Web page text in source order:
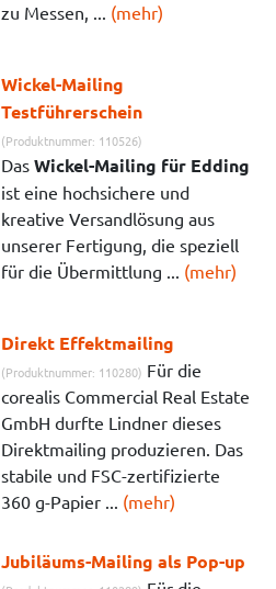
zu Messen, ... (mehr)
Wickel-Mailing
Testführerschein
(Produktnummer: 110526)
DasWickel-Mailing für Edding
ist eine hochsichere und
kreative Versandlösung aus
unserer Fertigung, die speziell
für die Übermittlung ... (mehr)
Direkt Effektmailing
(Produktnummer: 110280) Für die
corealis Commercial Real Estate
GmbH durfte Lindner dieses
Direktmailing produzieren. Das
stabile und FSC-zertifizierte
360 g-Papier ... (mehr)
Jubiläums-Mailing als Pop-up